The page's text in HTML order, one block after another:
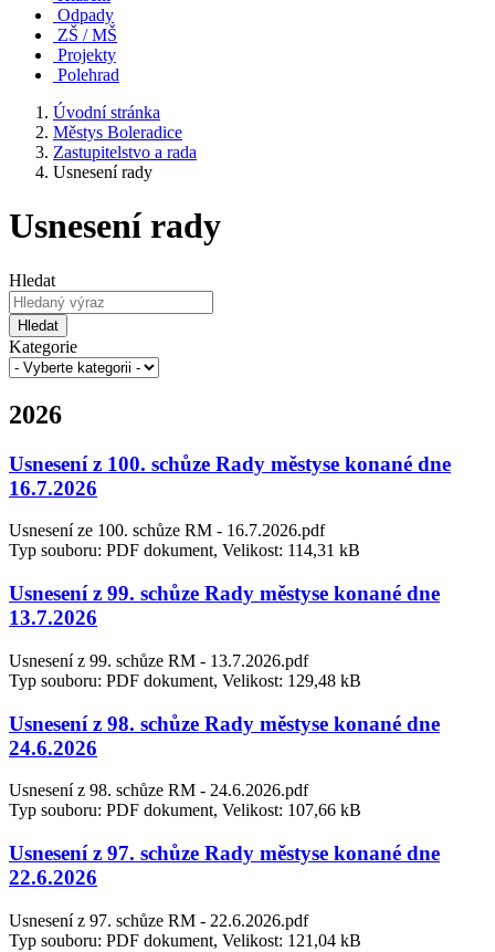
Odpady
ZŠ / MŠ
Projekty
Polehrad
Úvodní stránka
Městys Boleradice
Zastupitelstvo a rada
Usnesení rady
Usnesení rady
Hledat
Hledat
Kategorie
2026
Usnesení z 100. schůze Rady městyse konané dne
16.7.2026
Usnesení ze 100. schůze RM - 16.7.2026.pdf
Typ souboru: PDF dokument, Velikost: 114,31 kB
Usnesení z 99. schůze Rady městyse konané dne
13.7.2026
Usnesení z 99. schůze RM - 13.7.2026.pdf
Typ souboru: PDF dokument, Velikost: 129,48 kB
Usnesení z 98. schůze Rady městyse konané dne
24.6.2026
Usnesení z 98. schůze RM - 24.6.2026.pdf
Typ souboru: PDF dokument, Velikost: 107,66 kB
Usnesení z 97. schůze Rady městyse konané dne
22.6.2026
Usnesení z 97. schůze RM - 22.6.2026.pdf
Typ souboru: PDF dokument, Velikost: 121,04 kB